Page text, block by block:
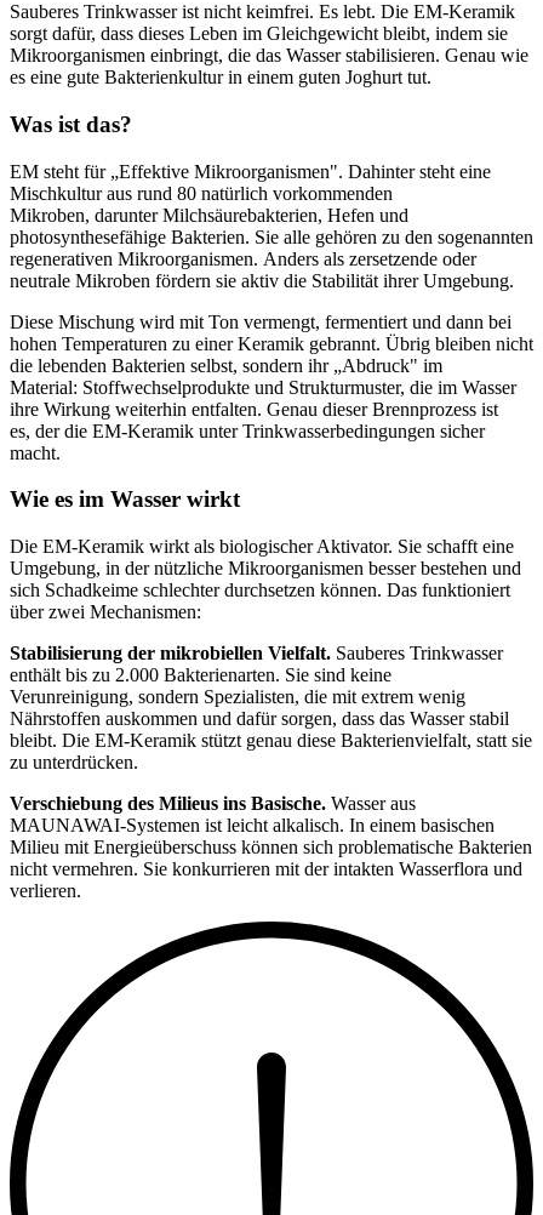
Sauberes Trinkwasser ist nicht keimfrei. Es lebt. Die EM-Keramik
sorgt dafür, dass dieses Leben im Gleichgewicht bleibt, indem sie
Mikroorganismen einbringt, die das Wasser stabilisieren. Genau wie
es eine gute Bakterienkultur in einem guten Joghurt tut.
Was ist das?
EM steht für „Effektive Mikroorganismen". Dahinter steht eine
Mischkultur aus rund 80 natürlich vorkommenden
Mikroben, darunter Milchsäurebakterien, Hefen und
photosynthesefähige Bakterien. Sie alle gehören zu den sogenannten
regenerativen Mikroorganismen. Anders als zersetzende oder
neutrale Mikroben fördern sie aktiv die Stabilität ihrer Umgebung.
Diese Mischung wird mit Ton vermengt, fermentiert und dann bei
hohen Temperaturen zu einer Keramik gebrannt. Übrig bleiben nicht
die lebenden Bakterien selbst, sondern ihr „Abdruck" im
Material: Stoffwechselprodukte und Strukturmuster, die im Wasser
ihre Wirkung weiterhin entfalten. Genau dieser Brennprozess ist
es, der die EM-Keramik unter Trinkwasserbedingungen sicher
macht.
Wie es im Wasser wirkt
Die EM-Keramik wirkt als biologischer Aktivator. Sie schafft eine
Umgebung, in der nützliche Mikroorganismen besser bestehen und
sich Schadkeime schlechter durchsetzen können. Das funktioniert
über zwei Mechanismen:
Stabilisierung der mikrobiellen Vielfalt. Sauberes Trinkwasser
enthält bis zu 2.000 Bakterienarten. Sie sind keine
Verunreinigung, sondern Spezialisten, die mit extrem wenig
Nährstoffen auskommen und dafür sorgen, dass das Wasser stabil
bleibt. Die EM-Keramik stützt genau diese Bakterienvielfalt, statt sie
zu unterdrücken.
Verschiebung des Milieus ins Basische. Wasser aus
MAUNAWAI-Systemen ist leicht alkalisch. In einem basischen
Milieu mit Energieüberschuss können sich problematische Bakterien
nicht vermehren. Sie konkurrieren mit der intakten Wasserflora und
verlieren.